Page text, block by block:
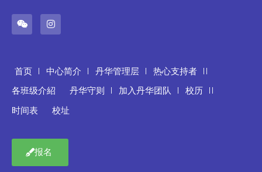
首页 中心简介 丹华管理层
热心支持者
各班级介紹
丹华守则 加入丹华团队
校历
时间表
校址
报名